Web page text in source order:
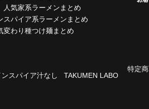
人気家系ラーメンまとめ
スパイア系ラーメンまとめ
変わり種つけ麺まとめ
ンスパイア汁なし
TAKUMEN LABO
特定